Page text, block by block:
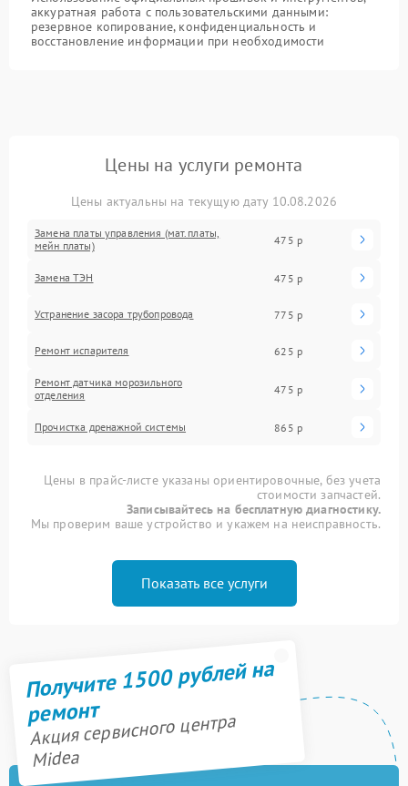
аккуратная работа с пользовательскими данными:
резервное копирование, конфиденциальность и
восстановление информации при необходимости
Цены на услуги ремонта
Цены актуальны на текущую дату 10.08.2026
Замена платы управления (мат.платы,
мейн платы)
475 р
Замена ТЭН 475 р
Устранение засора трубопровода 775 р
Ремонт испарителя 625 р
Ремонт датчика морозильного
отделения
475 р
Прочистка дренажной системы 865 р
Цены в прайс-листе указаны ориентировочные, без учета
стоимости запчастей.
Записывайтесь на бесплатную диагностику.
Мы проверим ваше устройство и укажем на неисправность.
Показать все услуги
Получите 1500 рублей на
ремонт
Акция сервисного центра
Midea